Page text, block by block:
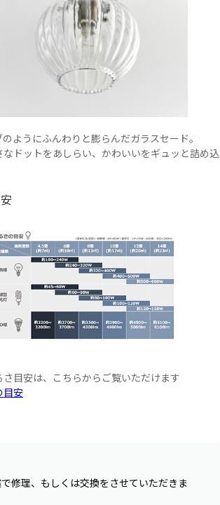
ようにふんわりと膨らんだガラスセード。
ドットをあしらい、かわいいをギュッと詰め込
目安は、こちらからご覧いただけます
目安
修理、もしくは交換をさせていただきま